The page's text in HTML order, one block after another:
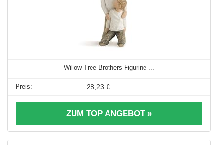
Willow Tree Brothers Figurine ...
28,23 €
ZUM TOP ANGEBOT »